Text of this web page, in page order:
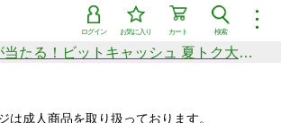
︙
検索
カート
お気に入り
ログイン
シリーズ
総額50万円分が当たる！ビットキャッシュ 夏トク大感謝祭
は成人商品を取り扱っております。